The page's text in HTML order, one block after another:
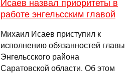
Исаев назвал приоритеты в
работе энгельсским главой
Михаил Исаев приступил к
исполнению обязанностей главы
Энгельсского района
Саратовской области. Об этом